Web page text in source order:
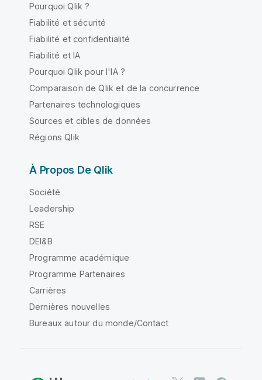
Pourquoi Qlik ?
Fiabilité et sécurité
Fiabilité et confidentialité
Fiabilité et IA
Pourquoi Qlik pour l'IA ?
Comparaison de Qlik et de la concurrence
Partenaires technologiques
Sources et cibles de données
Régions Qlik
À Propos De Qlik
Société
Leadership
RSE
DEI&B
Programme académique
Programme Partenaires
Carrières
Dernières nouvelles
Bureaux autour du monde/Contact